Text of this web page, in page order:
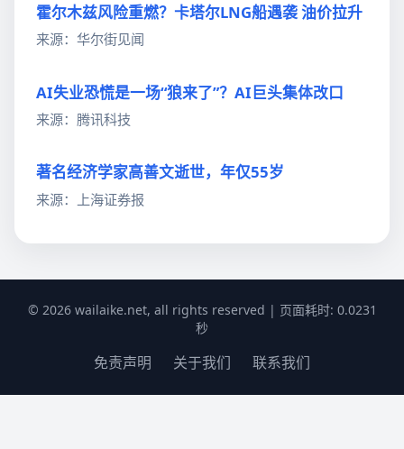
霍尔木兹风险重燃？卡塔尔LNG船遇袭 油价拉升
来源：华尔街见闻
AI失业恐慌是一场“狼来了”？AI巨头集体改口
来源：腾讯科技
著名经济学家高善文逝世，年仅55岁
来源：上海证券报
© 2026 wailaike.net, all rights reserved | 页面耗时: 0.0231
秒
免责声明 关于我们 联系我们